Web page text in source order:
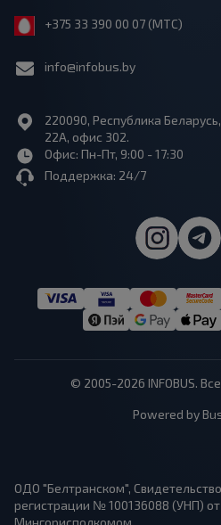
+375 33 390 00 07 (МТС)
info@infobus.by
220090, Республика
22А, офис 302.
Офис: Пн-Пт, 9:00 - 17:30
Поддержка: 24/7
© 2005-2026 INFOBUS.
Powered by
ОДО "Белтранском",
регистрации № 100136088 (УНП) от